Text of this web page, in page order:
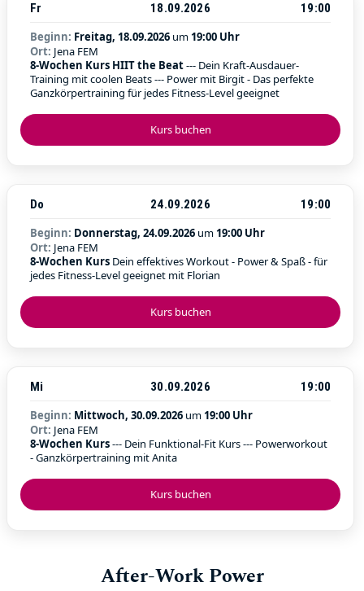
Kurs buchen
Fr 18.09.2026
19:00
Beginn: Freitag, 18.09.2026 um 19:00 Uhr
Ort: Jena FEM
8-Wochen Kurs HIIT the Beat--- Dein Kraft-Ausdauer-
Training mit coolen Beats --- Power mit Birgit - Das perfekte
Ganzkörpertraining für jedes Fitness-Level geeignet
Kurs buchen
Do 24.09.2026
19:00
Beginn: Donnerstag, 24.09.2026 um 19:00 Uhr
Ort: Jena FEM
8-Wochen Kurs Dein effektives Workout - Power & Spaß - für
jedes Fitness-Level geeignet mit Florian
Kurs buchen
Mi 30.09.2026
19:00
Beginn: Mittwoch, 30.09.2026 um 19:00 Uhr
Ort: Jena FEM
8-Wochen Kurs--- Dein Funktional-Fit Kurs --- Powerworkout
- Ganzkörpertraining mit Anita
After-Work Power